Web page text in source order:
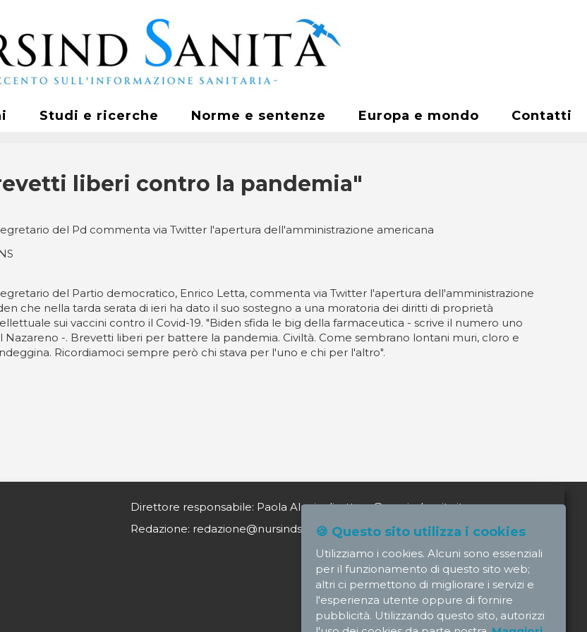
Studi e ricerche Norme e sentenze Europa e mondo Contatti
liberi contro la pandemia"
del Pd commenta via Twitter l'apertura dell'amministrazione americana
del Partio democratico, Enrico Letta, commenta via Twitter l'apertura dell'amministrazione
che nella tarda serata di ieri ha dato il suo sostegno a una moratoria dei diritti di proprietà
sui vaccini contro il Covid-19. "Biden sfida le big della farmaceutica - scrive il numero uno
Nazareno -. Brevetti liberi per battere la pandemia. Civiltà. Come sembrano lontani muri, cloro e
Ricordiamoci sempre però chi stava per l'uno e chi per l'altro".
Direttore responsabile: Paola Alagia direttore@nursindsanita.it
Redazione: redazione@nursindsanita.it🍪 Questo sito utilizza i cookies
Utilizziamo i cookies. Alcuni sono essenziali
per il funzionamento di questo sito web;
altri ci permettono di migliorare i servizi e
l'esperienza utente oppure di fornire
pubblicità. Utilizzando questo sito, autorizzi